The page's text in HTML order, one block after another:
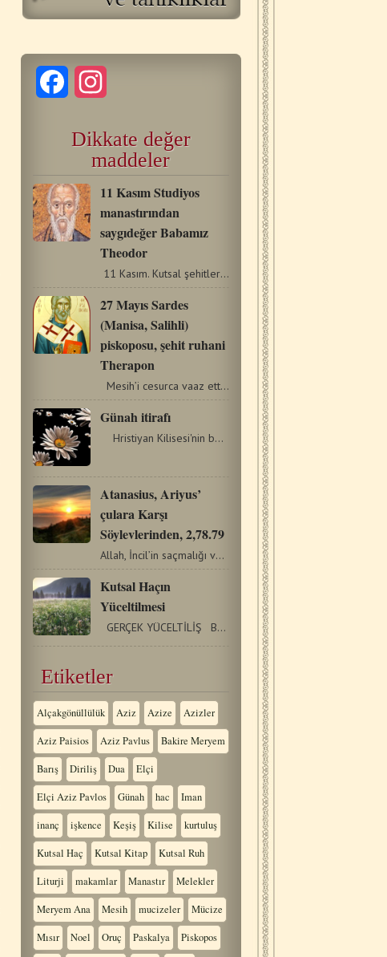
Facebook
Dikkate değer
maddeler
11 Kasım Studiyos
manastırından
saygıdeğer Babamız
Theodor
11 Kasım. Kutsal şehitler Menas, Viktor ve Vinsent ve kutsal…
27 Mayıs Sardes
(Manisa, Salihli)
piskoposu, şehit ruhani
Therapon
Mesih’i cesurca vaaz ettiği ve birçoklarını Gerçek’e…
Günah itirafı
Hristiyan Kilisesi'nin belki de en yanlış anlaşılan…
Atanasius, Ariyus’
çulara Karşı
Söylevlerinden, 2,78.79
Allah, İncil’in saçmalığı vasıtasıyla, inanç sahibi…
Kutsal Haçın
Yüceltilmesi
GERÇEK YÜCELTİLİŞ Bugün, Kutsal ve Hayat Veren Haç’ın…
Etiketler
Alçakgönüllülük Aziz Azize Azizler
Aziz Paisios Aziz Pavlus Bakire Meryem
Barış Diriliş Dua Elçi
Elçi Aziz Pavlos Günah hac Iman
inanç işkence Keşiş Kilise kurtuluş
Kutsal Haç Kutsal Kitap Kutsal Ruh
Liturji makamlar Manastır Melekler
Meryem Ana Mesih mucizeler Mücize
Mısır Noel Oruç Paskalya Piskopos